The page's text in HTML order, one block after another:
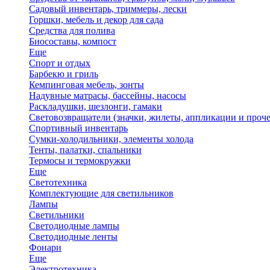
Садовый инвентарь, триммеры, лески
Горшки, мебель и декор для сада
Средства для полива
Биосоставы, компост
Еще
Спорт и отдых
Барбекю и гриль
Кемпинговая мебель, зонты
Надувные матрасы, бассейны, насосы
Раскладушки, шезлонги, гамаки
Световозвращатели (значки, жилеты, аппликации и
Спортивный инвентарь
Сумки-холодильники, элементы холода
Тенты, палатки, спальники
Термосы и термокружки
Еще
Светотехника
Комплектующие для светильников
Лампы
Светильники
Светодиодные лампы
Светодиодные ленты
Фонари
Еще